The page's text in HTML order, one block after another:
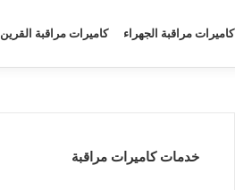
كاميرات مراقبة الجهراء كاميرات مراقبة القرين
خدمات كاميرات مراقبة